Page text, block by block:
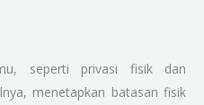
seperti privasi fisik dan
menetapkan batasan fisik